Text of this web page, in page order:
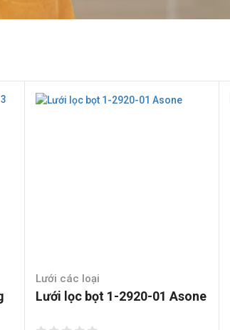
Lưới các loại
Lưới lọc bọt 1-2920-01 Asone